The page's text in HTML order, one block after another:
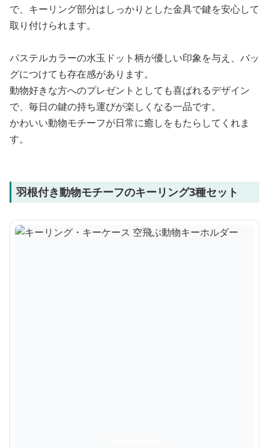
で、キーリング部分はしっかりとした金具で鍵を安心して
取り付けられます。
パステルカラーの水玉ドット柄が優しい印象を与え、バッ
グにつけても存在感があります。
動物好きな方へのプレゼントとしても喜ばれるデザイン
で、毎日の鍵の持ち運びが楽しくなる一品です。
かわいい動物モチーフが日常に癒しをもたらしてくれま
す。
羽根付き動物モチーフのキーリング3種セット